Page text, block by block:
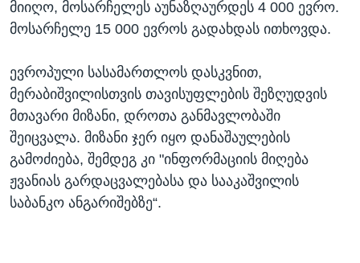
მიიღო, მოსარჩელეს აუნაზღაურდეს 4 000 ევრო.
მოსარჩელე 15 000 ევროს გადახდას ითხოვდა.
ევროპული სასამართლოს დასკვნით,
მერაბიშვილისთვის თავისუფლების შეზღუდვის
მთავარი მიზანი, დროთა განმავლობაში
შეიცვალა. მიზანი ჯერ იყო დანაშაულების
გამოძიება, შემდეგ კი "ინფორმაციის მიღება
ჟვანიას გარდაცვალებასა და სააკაშვილის
საბანკო ანგარიშებზე“.